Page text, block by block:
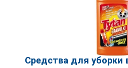
Средства для уборки